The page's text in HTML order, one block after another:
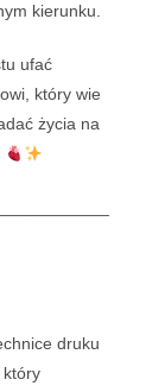
kierunku.
ufać
który wie
życia na
druku
który